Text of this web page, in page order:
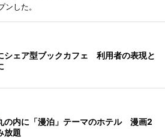
した。
シェア型ブックカフェ 利用者の表現と
の内に「漫泊」テーマのホテル 漫画2
放題